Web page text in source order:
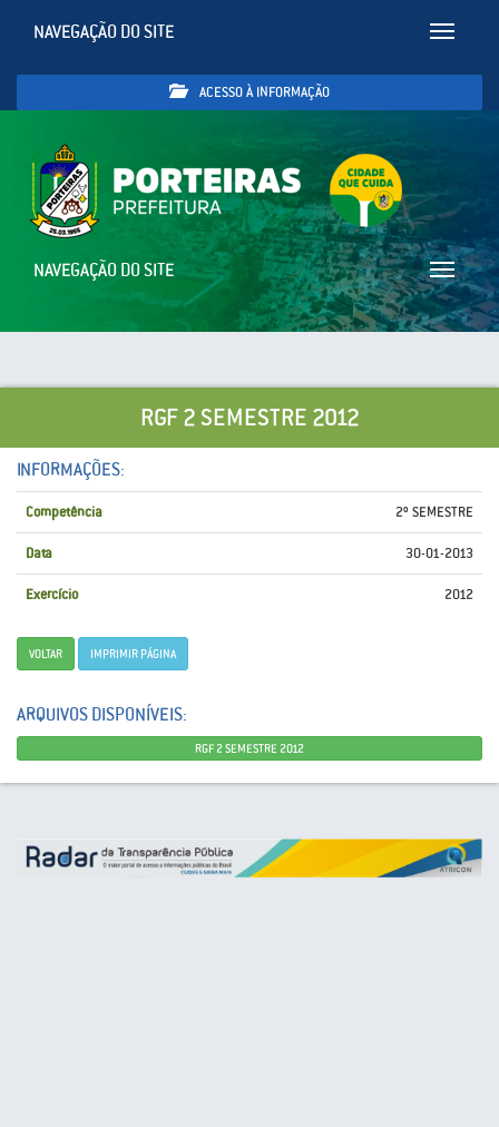
Toggle
NAVEGAÇÃO DO SITE
ACESSO À INFORMAÇÃO
Toggle
NAVEGAÇÃO DO SITE
RGF 2 SEMESTRE 2012
INFORMAÇÕES:
Competência 2º SEMESTRE
Data 30-01-2013
Exercício 2012
VOLTAR IMPRIMIR PÁGINA
ARQUIVOS DISPONÍVEIS:
RGF 2 SEMESTRE 2012